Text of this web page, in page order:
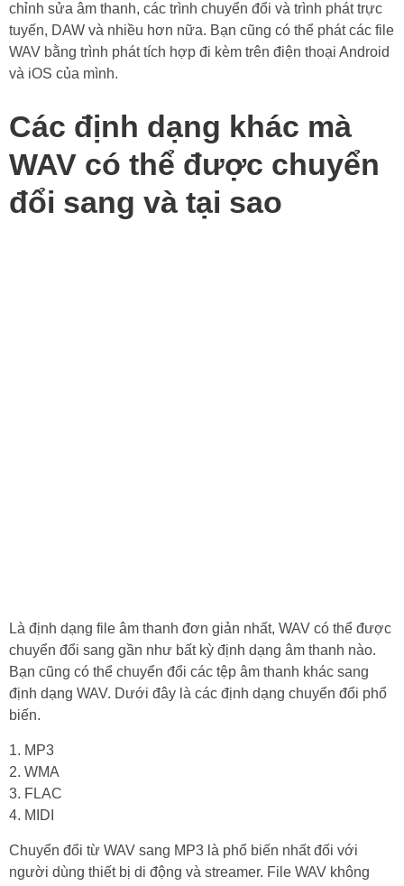
chỉnh sửa âm thanh, các trình chuyển đổi và trình phát trực
tuyến, DAW và nhiều hơn nữa. Bạn cũng có thể phát các file
WAV bằng trình phát tích hợp đi kèm trên điện thoại Android
và iOS của mình.
Các định dạng khác mà
WAV có thể được chuyển
đổi sang và tại sao
Là định dạng file âm thanh đơn giản nhất, WAV có thể được
chuyển đổi sang gần như bất kỳ định dạng âm thanh nào.
Bạn cũng có thể chuyển đổi các tệp âm thanh khác sang
định dạng WAV. Dưới đây là các định dạng chuyển đổi phổ
biến.
1. MP3
2. WMA
3. FLAC
4. MIDI
Chuyển đổi từ WAV sang MP3 là phổ biến nhất đối với
người dùng thiết bị di động và streamer. File WAV không